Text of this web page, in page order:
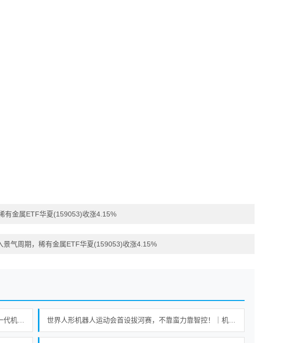
有金属ETF华夏(159053)收涨4.15%
气周期，稀有金属ETF华夏(159053)收涨4.15%
一个模型控制机器人从头到脚所有运动，谷歌发布新一代机器人基础模型